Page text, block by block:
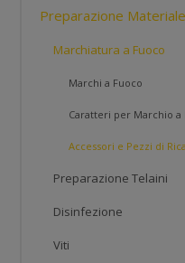
Preparazione Materiale
Marchiatura a Fuoco
Marchi a Fuoco
Caratteri per Marchio a
Accessori e Pezzi di
Preparazione Telaini
Disinfezione
Viti